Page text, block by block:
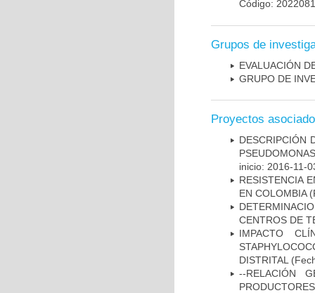
Código:
Grupos de
EVALUACIÓN
GRUPO DE
Proyectos
DESCRIPCIÓN
inicio: 2016-11-
RESISTENCIA
EN COLOMBIA
CENTROS DE
IMPACTO
DISTRITAL
--RELACIÓN